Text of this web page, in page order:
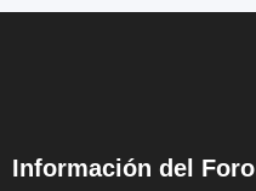
Información del Foro